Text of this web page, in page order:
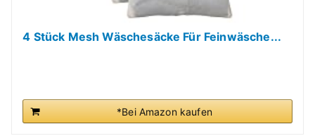
4 Stück Mesh Wäschesäcke Für Feinwäsche...
*Bei Amazon kaufen